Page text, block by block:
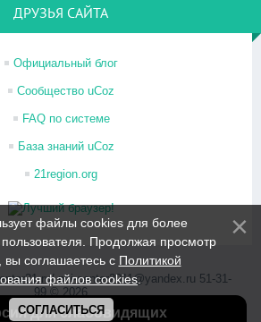
для слабовидящих
ДРУЗЬЯ САЙТА
Официальный блог
Сообщество uCoz
FAQ по системе
База знаний uCoz
21region.org
psi-center2011@yandex.ru 51-31-
99 © 2026
Хостинг отuCoz
файлы cookies для более
Продолжая просмотр
вы соглашаетесь с Политикой
файлов cookies.
СОГЛАСИТЬСЯ